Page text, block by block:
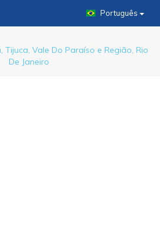
Português